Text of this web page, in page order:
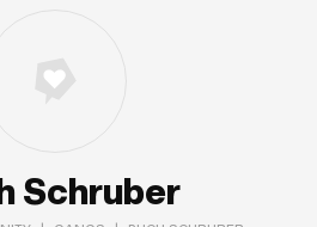
Schruber